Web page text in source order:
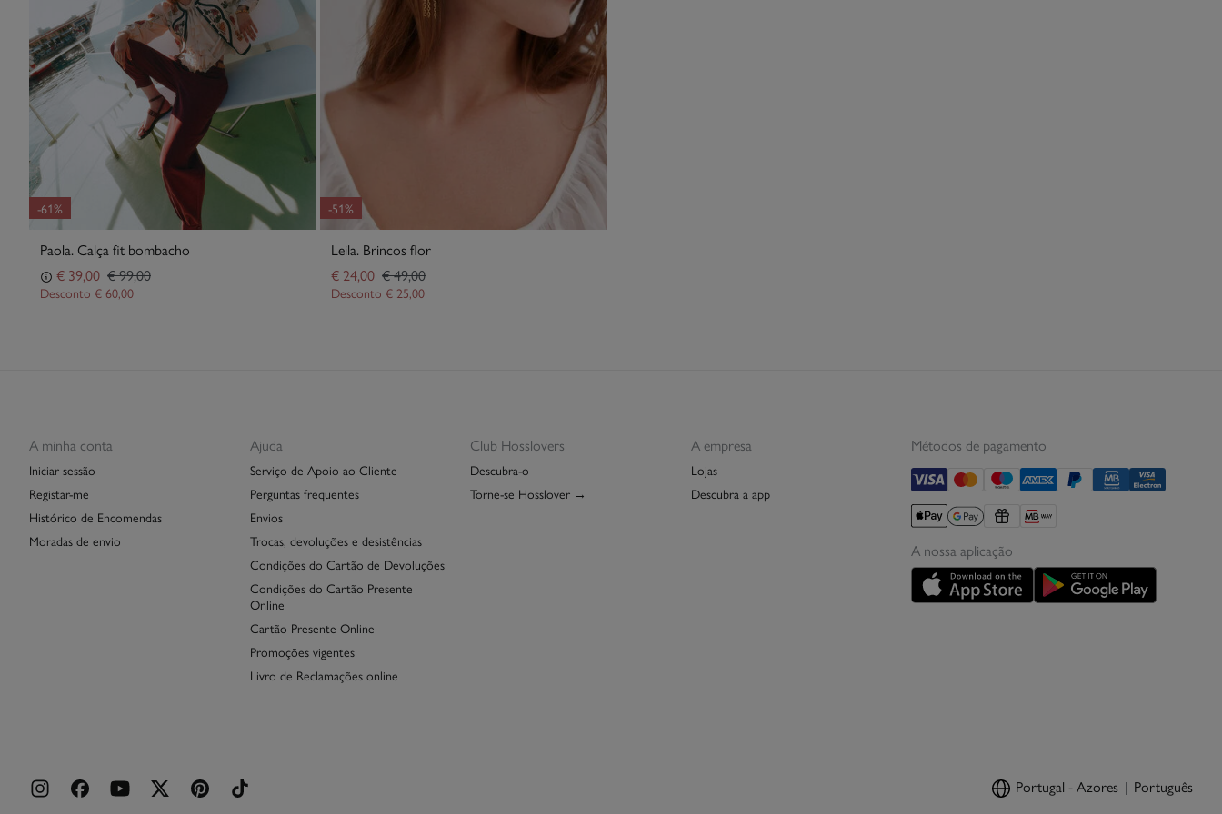
-61%
Paola. Calça fit bombacho
€ 39,00 € 99,00
Desconto € 60,00
-51%
Leila. Brincos flor
€ 24,00 € 49,00
Desconto € 25,00
A minha conta
Iniciar sessão
Registar-me
Histórico de Encomendas
Moradas de envio
Ajuda
Serviço de Apoio ao Cliente
Perguntas frequentes
Envios
Trocas, devoluções e desistências
Condições do Cartão de Devoluções
Condições do Cartão Presente
Online
Cartão Presente Online
Promoções vigentes
Livro de Reclamações online
Club Hosslovers
Descubra-o
Torne-se Hosslover →
A empresa
Lojas
Descubra a app
Métodos de pagamento
A nossa aplicação
Portugal - Azores Português